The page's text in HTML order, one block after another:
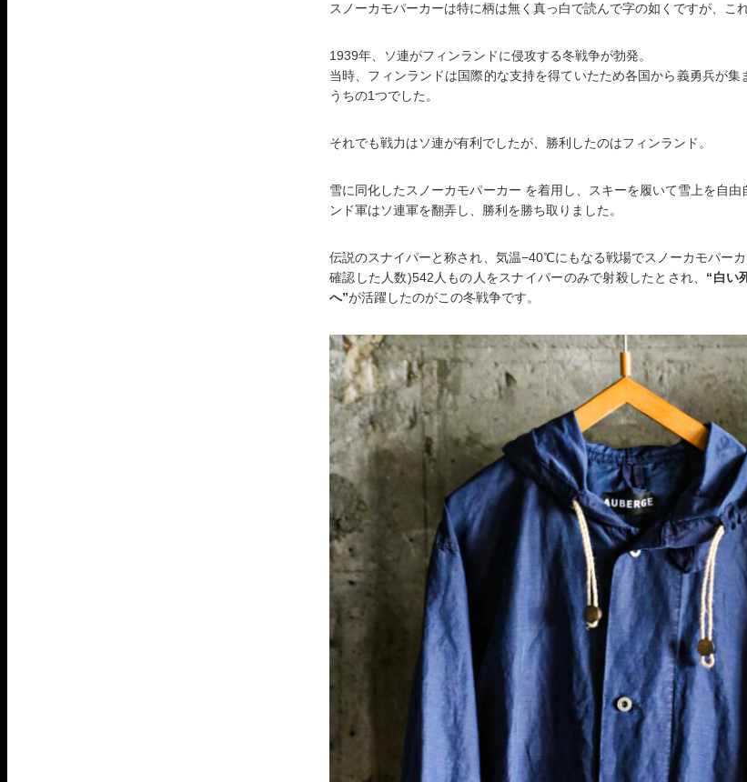
スノーカモパーカーは特に柄は無く真っ白で読んで字の如くですが、こ
1939年、ソ連がフィンランドに侵攻する冬戦争が勃発。
当時、フィンランドは国際的な支持を得ていたため各国から義勇兵が
うちの1つでした。
それでも戦力はソ連が有利でしたが、勝利したのはフィンランド。
雪に同化したスノーカモパーカー を着用し、スキーを履いて雪上を自
ンド軍はソ連軍を翻弄し、勝利を勝ち取りました。
伝説のスナイパーと称され、気温−40℃にもなる戦場でスノーカモパー
確認した人数)542人もの人をスナイパーのみで射殺したとされ、 “白い
へ”が活躍したのがこの冬戦争です。